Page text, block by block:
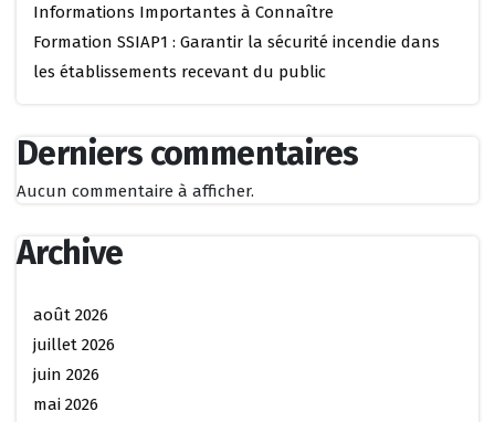
Informations Importantes à Connaître
Formation SSIAP1 : Garantir la sécurité incendie dans
les établissements recevant du public
Derniers commentaires
Aucun commentaire à afficher.
Archive
août 2026
juillet 2026
juin 2026
mai 2026